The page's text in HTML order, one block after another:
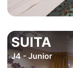
SUITA
J4 - Junior